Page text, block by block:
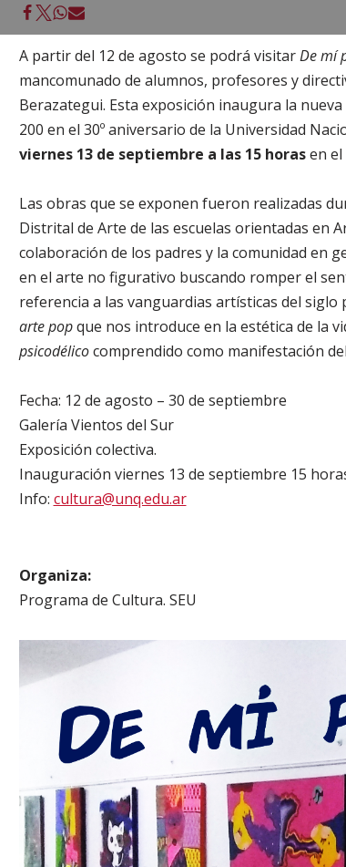
A partir del 12 de agosto se podrá visitarDe mí
mancomunado de alumnos, profesores y
Berazategui. Esta exposición inaugura la
200 en el 30º aniversario de la Universidad
viernes 13 de septiembre a las 15 horasen el
Las obras que se exponen fueron realizadas
Distrital de Arte de las escuelas orientadas en
colaboración de los padres y la comunidad en
en el arte no figurativo buscando romper el
referencia a las vanguardias artísticas del
arte popque nos introduce en la estética de la
psicodélicocomprendido como manifestación
Fecha: 12 de agosto – 30 de septiembre
Galería Vientos del Sur
Exposición colectiva.
Inauguración viernes 13 de septiembre 15
Info: cultura@unq.edu.ar
Organiza:
Programa de Cultura. SEU